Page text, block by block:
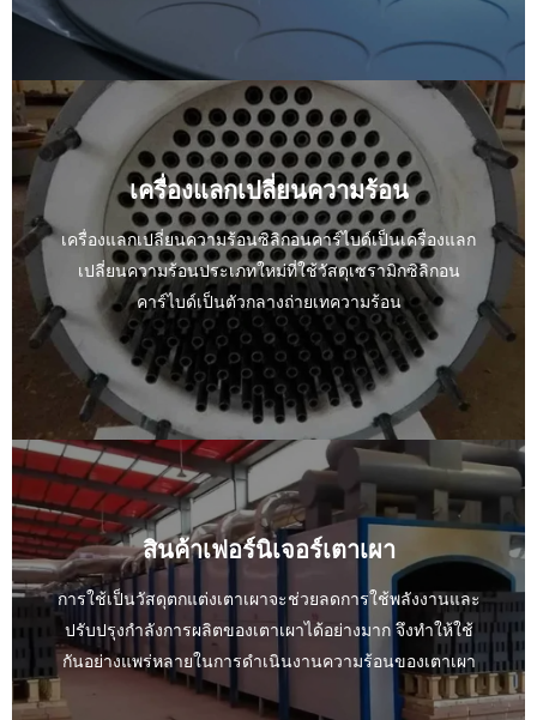
เครื่องแลกเปลี่ยนความร้อน
เครื่องแลกเปลี่ยนความร้อนซิลิกอนคาร์ไบด์เป็นเครื่องแลก
เปลี่ยนความร้อนประเภทใหม่ที่ใช้วัสดุเซรามิกซิลิกอน
คาร์ไบด์เป็นตัวกลางถ่ายเทความร้อน
สินค้าเฟอร์นิเจอร์เตาเผา
การใช้เป็นวัสดุตกแต่งเตาเผาจะช่วยลดการใช้พลังงานและ
ปรับปรุงกำลังการผลิตของเตาเผาได้อย่างมาก จึงทำให้ใช้
กันอย่างแพร่หลายในการดำเนินงานความร้อนของเตาเผา